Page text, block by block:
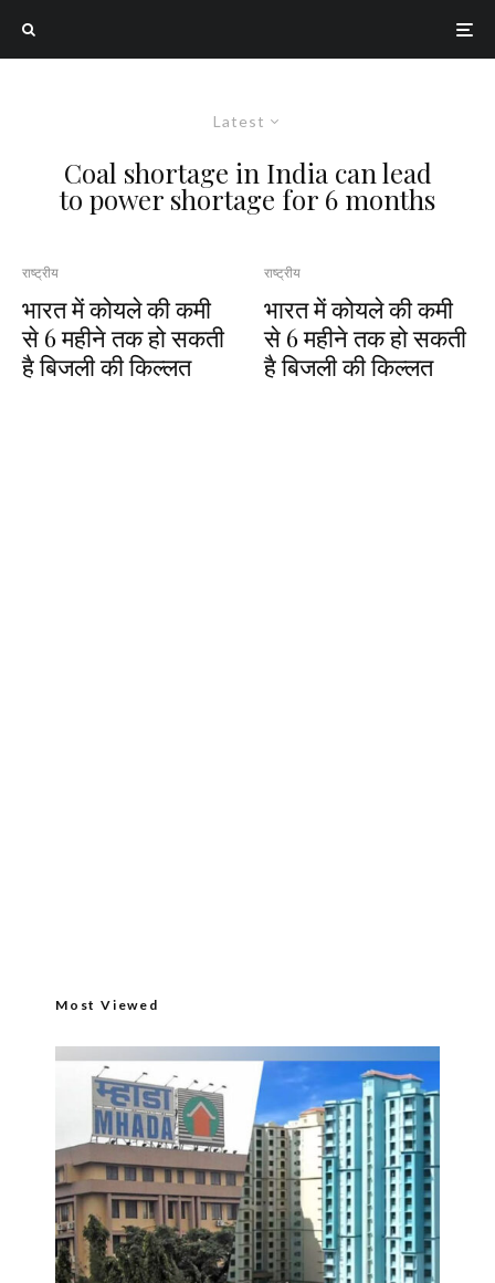
Latest
Coal shortage in India can lead
to power shortage for 6 months
राष्ट्रीय
भारत में कोयले की कमी
से 6 महीने तक हो सकती
है बिजली की किल्लत
राष्ट्रीय
भारत में कोयले की कमी
से 6 महीने तक हो सकती
है बिजली की किल्लत
Most Viewed